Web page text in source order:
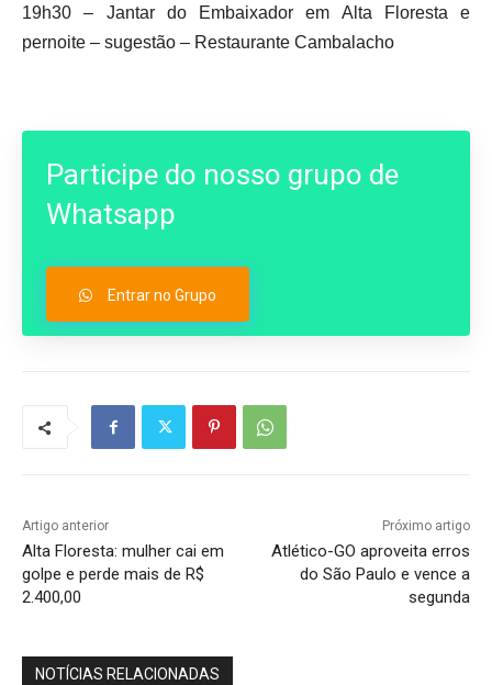
19h30 – Jantar do Embaixador em Alta Floresta e
pernoite – sugestão – Restaurante Cambalacho
Participe do nosso grupo de
Whatsapp
Entrar no Grupo
Artigo anterior
Alta Floresta: mulher cai em
golpe e perde mais de R$
2.400,00
Próximo artigo
Atlético-GO aproveita erros
do São Paulo e vence a
segunda
NOTÍCIAS RELACIONADAS